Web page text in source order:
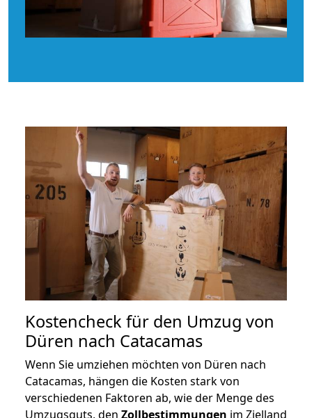
Kostencheck für den Umzug von
Düren nach Catacamas
Wenn Sie umziehen möchten von Düren nach
Catacamas, hängen die Kosten stark von
verschiedenen Faktoren ab, wie der Menge des
Umzugsguts, den Zollbestimmungen im Zielland